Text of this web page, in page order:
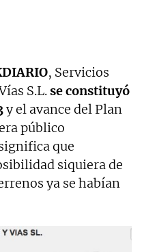
, Servicios
S.L.se constituyó
y el avance del Plan
público
que
siquiera de
ya se habían